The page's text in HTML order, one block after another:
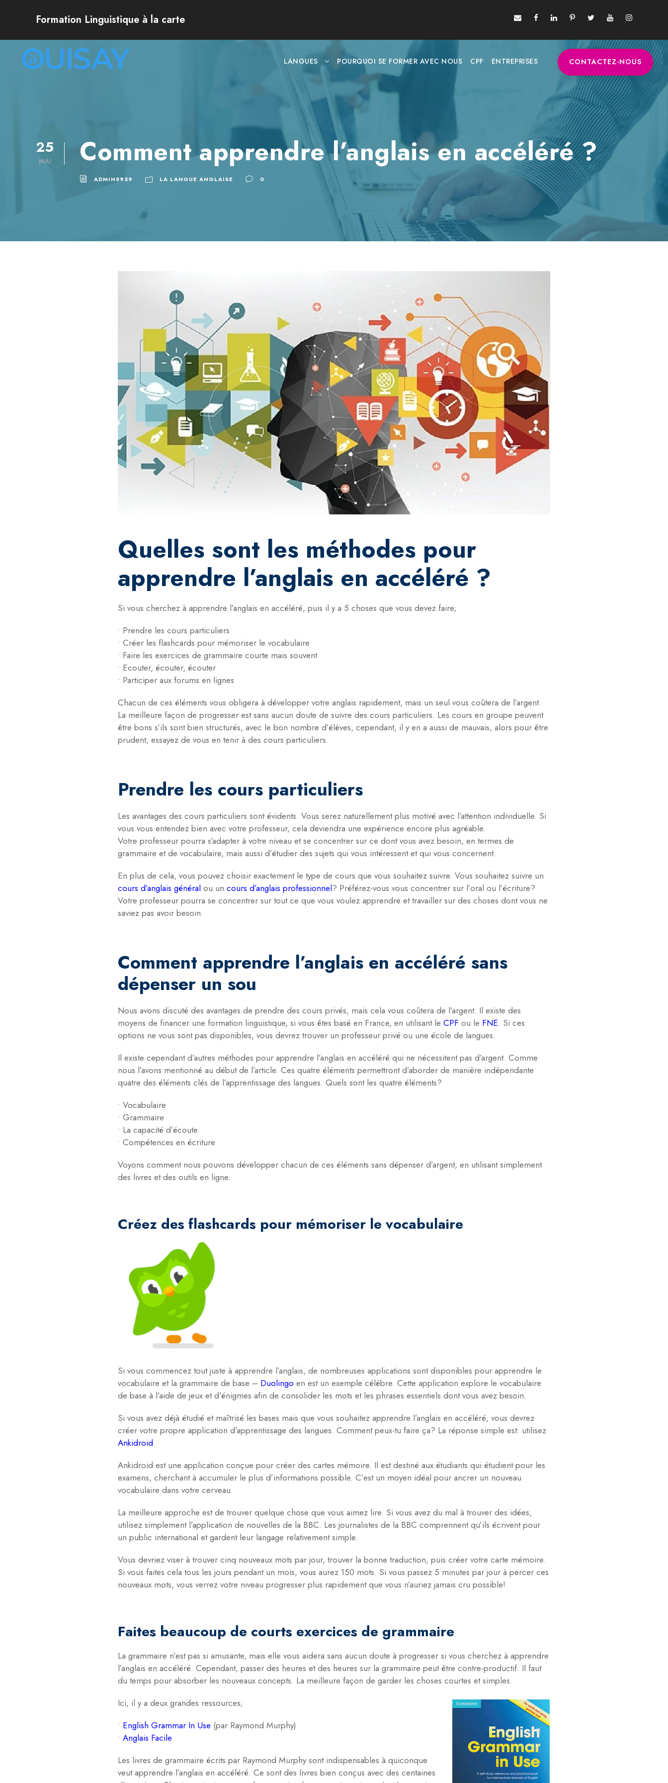
Formation Linguistique à la carte
LANGUES POURQUOI SE FORMER AVEC NOUS CPF ENTREPRISES CONTACTEZ-NOUS
25
MAI Comment apprendre l’anglais en accéléré ?
ADMIN8959 LA LANGUE ANGLAISE 0
Quelles sont les méthodes pour
apprendre l’anglais en accéléré ?
Si vous cherchez à apprendre l’anglais en accéléré, puis il y a 5 choses que vous devez faire;
• Prendre les cours particuliers
• Créer les flashcards pour mémoriser le vocabulaire
• Faire les exercices de grammaire courte mais souvent
• Ecouter, écouter, écouter
• Participer aux forums en lignes
Chacun de ces éléments vous obligera à développer votre anglais rapidement, mais un seul vous coûtera de l’argent.
La meilleure façon de progresser est sans aucun doute de suivre des cours particuliers. Les cours en groupe peuvent
être bons s’ils sont bien structurés, avec le bon nombre d’élèves, cependant, il y en a aussi de mauvais, alors pour être
prudent, essayez de vous en tenir à des cours particuliers.
Prendre les cours particuliers
Les avantages des cours particuliers sont évidents. Vous serez naturellement plus motivé avec l’attention individuelle. Si
vous vous entendez bien avec votre professeur, cela deviendra une expérience encore plus agréable.
Votre professeur pourra s’adapter à votre niveau et se concentrer sur ce dont vous avez besoin, en termes de
grammaire et de vocabulaire, mais aussi d’étudier des sujets qui vous intéressent et qui vous concernent.
En plus de cela, vous pouvez choisir exactement le type de cours que vous souhaitez suivre. Vous souhaitez suivre un
cours d’anglais général ou un cours d’anglais professionnel? Préférez-vous vous concentrer sur l’oral ou l’écriture?
Votre professeur pourra se concentrer sur tout ce que vous voulez apprendre et travailler sur des choses dont vous ne
saviez pas avoir besoin.
Comment apprendre l’anglais en accéléré sans
dépenser un sou
Nous avons discuté des avantages de prendre des cours privés, mais cela vous coûtera de l’argent. Il existe des
moyens de financer une formation linguistique, si vous êtes basé en France, en utilisant le CPF ou le FNE. Si ces
options ne vous sont pas disponibles, vous devrez trouver un professeur privé ou une école de langues.
Il existe cependant d’autres méthodes pour apprendre l’anglais en accéléré qui ne nécessitent pas d’argent. Comme
nous l’avons mentionné au début de l’article. Ces quatre éléments permettront d’aborder de manière indépendante
quatre des éléments clés de l’apprentissage des langues. Quels sont les quatre éléments?
• Vocabulaire
• Grammaire
• La capacité d’écoute
• Compétences en écriture
Voyons comment nous pouvons développer chacun de ces éléments sans dépenser d’argent, en utilisant simplement
des livres et des outils en ligne.
Créez des flashcards pour mémoriser le vocabulaire
Si vous commencez tout juste à apprendre l’anglais, de nombreuses applications sont disponibles pour apprendre le
vocabulaire et la grammaire de base – Duolingo en est un exemple célèbre. Cette application explore le vocabulaire
de base à l’aide de jeux et d’énigmes afin de consolider les mots et les phrases essentiels dont vous avez besoin.
Si vous avez déjà étudié et maîtrisé les bases mais que vous souhaitez apprendre l’anglais en accéléré, vous devrez
créer votre propre application d’apprentissage des langues. Comment peux-tu faire ça? La réponse simple est: utilisez
Ankidroid.
Ankidroid est une application conçue pour créer des cartes mémoire. Il est destiné aux étudiants qui étudient pour les
examens, cherchant à accumuler le plus d’informations possible. C’est un moyen idéal pour ancrer un nouveau
vocabulaire dans votre cerveau.
La meilleure approche est de trouver quelque chose que vous aimez lire. Si vous avez du mal à trouver des idées,
utilisez simplement l’application de nouvelles de la BBC. Les journalistes de la BBC comprennent qu’ils écrivent pour
un public international et gardent leur langage relativement simple.
Vous devriez viser à trouver cinq nouveaux mots par jour, trouver la bonne traduction, puis créer votre carte mémoire.
Si vous faites cela tous les jours pendant un mois, vous aurez 150 mots. Si vous passez 5 minutes par jour à percer ces
nouveaux mots, vous verrez votre niveau progresser plus rapidement que vous n’auriez jamais cru possible!
Faites beaucoup de courts exercices de grammaire
La grammaire n’est pas si amusante, mais elle vous aidera sans aucun doute à progresser si vous cherchez à apprendre
l’anglais en accéléré. Cependant, passer des heures et des heures sur la grammaire peut être contre-productif. Il faut
du temps pour absorber les nouveaux concepts. La meilleure façon de garder les choses courtes et simples.
Ici, il y a deux grandes ressources;
• English Grammar In Use (par Raymond Murphy)
• Anglais Facile
Les livres de grammaire écrits par Raymond Murphy sont indispensables à quiconque
veut apprendre l’anglais en accéléré. Ce sont des livres bien conçus avec des centaines